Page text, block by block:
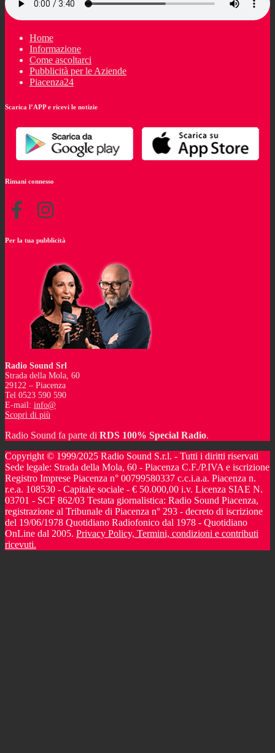
Home
Informazione
Come ascoltarci
Pubblicità per le Aziende
Piacenza24
Scarica l’APP e ricevi le notizie
Rimani connesso
Per la tua pubblicità
Radio Sound Srl
Strada della Mola, 60
29122 – Piacenza
Tel 0523 590 590
E-mail: info@
Scopri di più
Radio Sound fa parte di RDS 100% Special Radio.
Copyright © 1999/2025 Radio Sound S.r.l. - Tutti i diritti riservati
Sede legale: Strada della Mola, 60 - Piacenza C.F./P.IVA e iscrizione
Registro Imprese Piacenza n° 00799580337 c.c.i.a.a. Piacenza n.
r.e.a. 108530 - Capitale sociale - € 50.000,00 i.v. Licenza SIAE N.
03701 - SCF 862/03 Testata giornalistica: Radio Sound Piacenza,
registrazione al Tribunale di Piacenza n° 293 - decreto di iscrizione
del 19/06/1978 Quotidiano Radiofonico dal 1978 - Quotidiano
OnLine dal 2005. Privacy Policy, Termini, condizioni e contributi
ricevuti.